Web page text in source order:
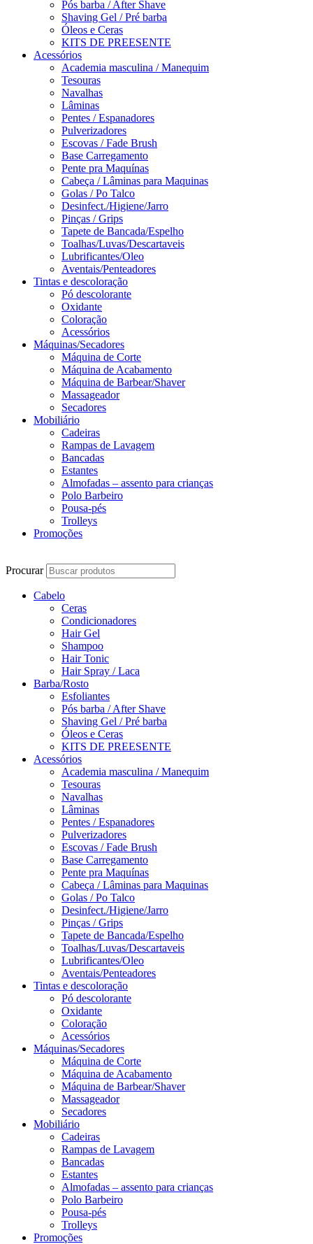
Pós barba / After Shave
Shaving Gel / Pré barba
Óleos e Ceras
KITS DE PREESENTE
Acessórios
Academia masculina / Manequim
Tesouras
Navalhas
Lâminas
Pentes / Espanadores
Pulverizadores
Escovas / Fade Brush
Base Carregamento
Pente pra Maquínas
Cabeça / Lâminas para Maquinas
Golas / Po Talco
Desinfect./Higiene/Jarro
Pinças / Grips
Tapete de Bancada/Espelho
Toalhas/Luvas/Descartaveis
Lubrificantes/Oleo
Aventais/Penteadores
Tintas e descoloração
Pó descolorante
Oxidante
Coloração
Acessórios
Máquinas/Secadores
Máquina de Corte
Máquina de Acabamento
Máquina de Barbear/Shaver
Massageador
Secadores
Mobiliário
Cadeiras
Rampas de Lavagem
Bancadas
Estantes
Almofadas – assento para crianças
Polo Barbeiro
Pousa-pés
Trolleys
Promoções
Procurar
Cabelo
Ceras
Condicionadores
Hair Gel
Shampoo
Hair Tonic
Hair Spray / Laca
Barba/Rosto
Esfoliantes
Pós barba / After Shave
Shaving Gel / Pré barba
Óleos e Ceras
KITS DE PREESENTE
Acessórios
Academia masculina / Manequim
Tesouras
Navalhas
Lâminas
Pentes / Espanadores
Pulverizadores
Escovas / Fade Brush
Base Carregamento
Pente pra Maquínas
Cabeça / Lâminas para Maquinas
Golas / Po Talco
Desinfect./Higiene/Jarro
Pinças / Grips
Tapete de Bancada/Espelho
Toalhas/Luvas/Descartaveis
Lubrificantes/Oleo
Aventais/Penteadores
Tintas e descoloração
Pó descolorante
Oxidante
Coloração
Acessórios
Máquinas/Secadores
Máquina de Corte
Máquina de Acabamento
Máquina de Barbear/Shaver
Massageador
Secadores
Mobiliário
Cadeiras
Rampas de Lavagem
Bancadas
Estantes
Almofadas – assento para crianças
Polo Barbeiro
Pousa-pés
Trolleys
Promoções